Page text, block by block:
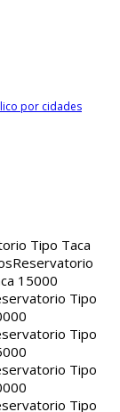
por cidades
Tipo Taca
Reservatorio
15000
Tipo
Tipo
Tipo
Tipo